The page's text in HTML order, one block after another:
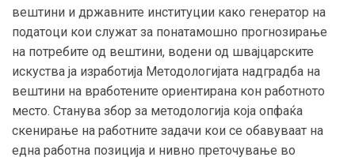
вештини и државните институции како генератор на
податоци кои служат за понатамошно прогнозирање
на потребите од вештини, водени од швајцарските
искуства ја изработија Методологијата надградба на
вештини на вработените ориентирана кон работното
место. Станува збор за методологија која опфаќа
скенирање на работните задачи кои се обавуваат на
една работна позиција и нивно преточување во